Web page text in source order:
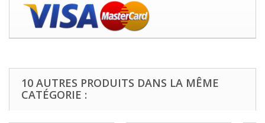
10 AUTRES PRODUITS DANS LA MÊME
CATÉGORIE :